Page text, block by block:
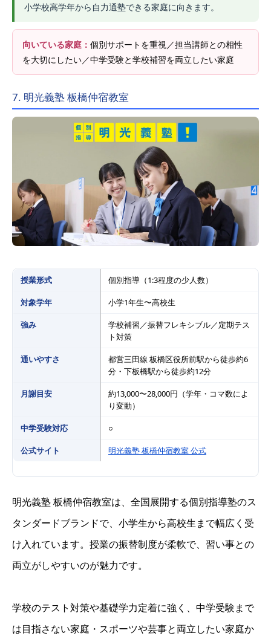
小学校高学年から自力通塾できる家庭に向きます。
向いている家庭： 個別サポートを重視／担当講師との相性
を大切にしたい／中学受験と学校補習を両立したい家庭
7. 明光義塾 板橋仲宿教室
授業形式 個別指導（1:3程度の少人数）
対象学年 小学1年生〜高校生
強み
学校補習／振替フレキシブル／定期テス
ト対策
通いやすさ
都営三田線 板橋区役所前駅から徒歩約6
分・下板橋駅から徒歩約12分
月謝目安
約13,000〜28,000円（学年・コマ数によ
り変動）
中学受験対応 ○
公式サイト 明光義塾 板橋仲宿教室 公式
明光義塾 板橋仲宿教室は、全国展開する個別指導塾のス
タンダードブランドで、小学生から高校生まで幅広く受
け入れています。授業の振替制度が柔軟で、習い事との
両立がしやすいのが魅力です。
学校のテスト対策や基礎学力定着に強く、中学受験まで
は目指さない家庭・スポーツや芸事と両立したい家庭か